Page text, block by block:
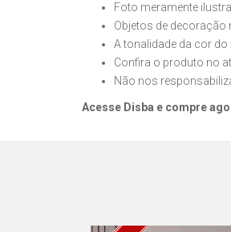
Foto meramente
Objetos de
A tonalidade da cor
Confira o produto no
Não nos
Acesse Disba e compre